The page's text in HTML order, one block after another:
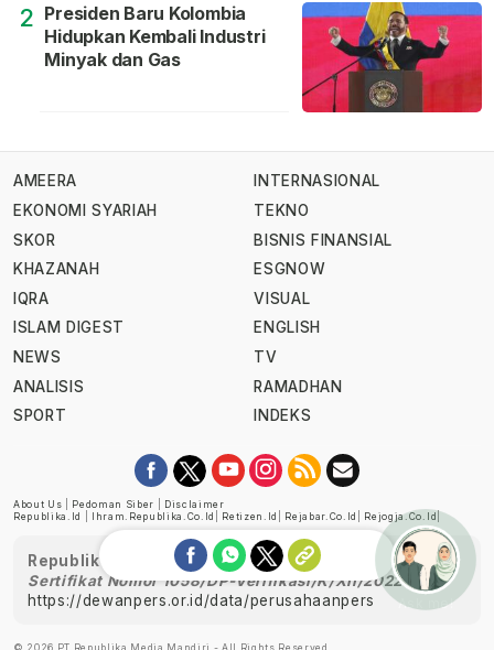
2 Presiden Baru Kolombia
Hidupkan Kembali Industri
Minyak dan Gas
AMEERA
EKONOMI SYARIAH
SKOR
KHAZANAH
IQRA
ISLAM DIGEST
NEWS
ANALISIS
SPORT
INTERNASIONAL
TEKNO
BISNIS FINANSIAL
ESGNOW
VISUAL
ENGLISH
TV
RAMADHAN
INDEKS
About Us Pedoman Siber
Disclaimer
Republika.id
Ihram.republika.co.id Retizen.id Rejabar.co.id Rejogja.co.id
Republika telah diverifikasi oleh Dewan Pers
Sertifikat Nomor 1058/DP-Verifikasi/K/XII/2022
https://dewanpers.or.id/data/perusahaanpers
© 2026 PT Republika Media Mandiri - All Rights Reserved.
Ask me!